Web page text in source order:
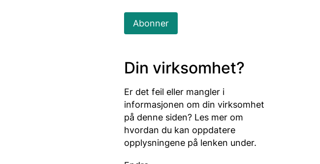
Abonner
Din virksomhet?
Er det feil eller mangler i
informasjonen om din virksomhet
på denne siden? Les mer om
hvordan du kan oppdatere
opplysningene på lenken under.